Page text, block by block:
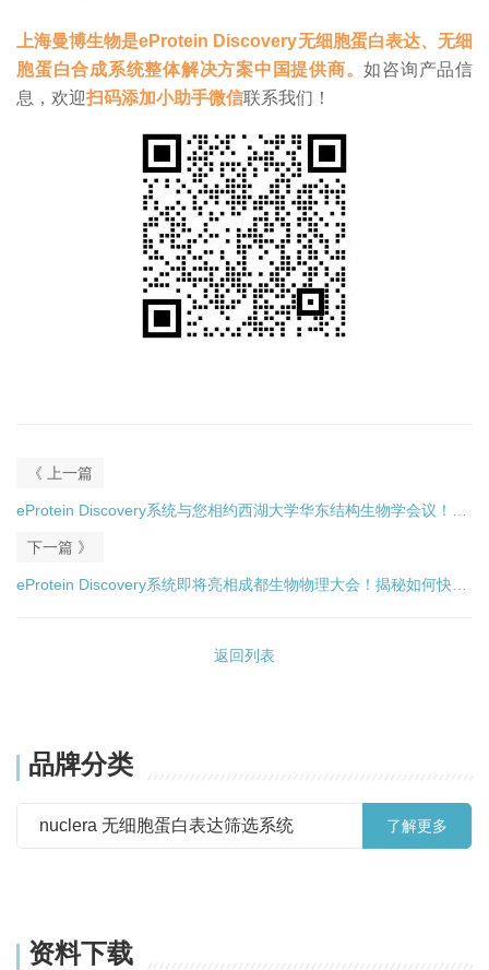
上海曼博生物是eProtein Discovery无细胞蛋白表达、无细
胞蛋白合成系统整体解决方案中国提供商。如咨询产品信
息，欢迎扫码添加小助手微信联系我们！
《 上一篇
eProtein Discovery系统与您相约西湖大学华东结构生物学会议！来
看无细胞蛋白表达系统如何指导体内表达
返回列表
下一篇 》
eProtein Discovery系统即将亮相成都生物物理大会！揭秘如何快速
品牌分类
nuclera 无细胞蛋白表达筛选系统 了解更多
资料下载